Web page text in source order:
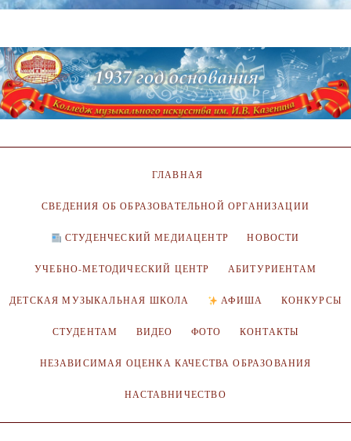
ГЛАВНАЯ
СВЕДЕНИЯ ОБ ОБРАЗОВАТЕЛЬНОЙ ОРГАНИЗАЦИИ
СТУДЕНЧЕСКИЙ МЕДИАЦЕНТР НОВОСТИ
УЧЕБНО-МЕТОДИЧЕСКИЙ ЦЕНТР АБИТУРИЕНТАМ
ДЕТСКАЯ МУЗЫКАЛЬНАЯ ШКОЛА АФИША КОНКУРСЫ
СТУДЕНТАМ ВИДЕО ФОТО КОНТАКТЫ
НЕЗАВИСИМАЯ ОЦЕНКА КАЧЕСТВА ОБРАЗОВАНИЯ
НАСТАВНИЧЕСТВО